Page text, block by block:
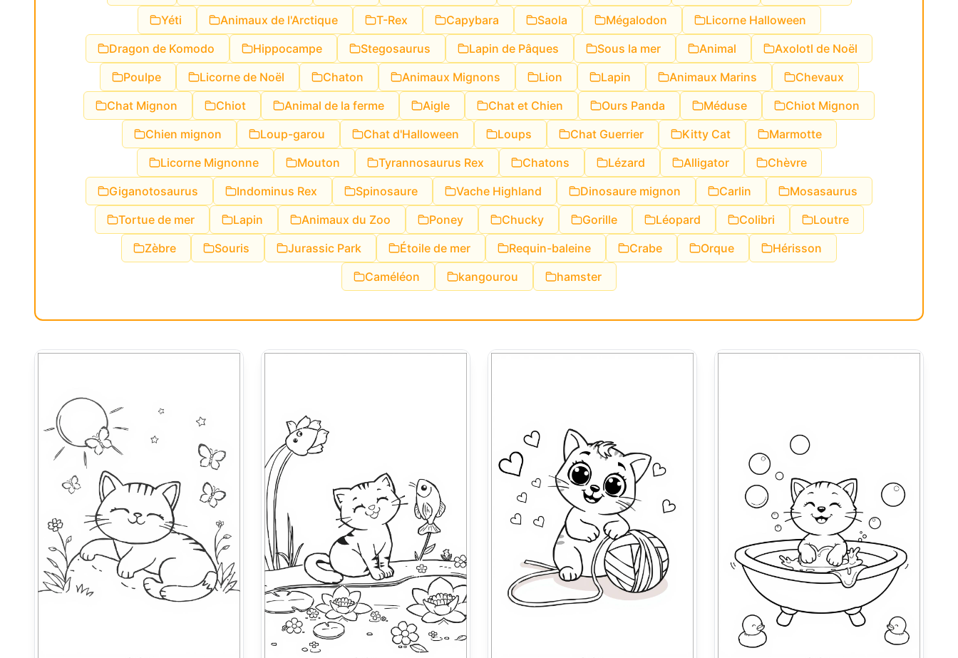
Yéti
Animaux de l'Arctique T-Rex Capybara Saola Mégalodon
Licorne Halloween
Dragon de Komodo
Hippocampe Stegosaurus Lapin de Pâques Sous la mer Animal
Axolotl de Noël
Poulpe
Licorne de Noël Chaton Animaux Mignons Lion Lapin Animaux Marins
Chevaux
Chat Mignon
Chiot Animal de la ferme Aigle Chat et Chien Ours Panda Méduse
Chiot Mignon
Chien mignon
Loup-garou Chat d'Halloween Loups Chat Guerrier Kitty Cat
Marmotte
Licorne Mignonne
Mouton Tyrannosaurus Rex Chatons Lézard Alligator
Chèvre
Giganotosaurus
Indominus Rex Spinosaure Vache Highland Dinosaure mignon Carlin
Mosasaurus
Tortue de mer
Lapin Animaux du Zoo Poney Chucky Gorille Léopard Colibri
Loutre
Zèbre
Souris Jurassic Park Étoile de mer Requin-baleine Crabe Orque
Hérisson
Caméléon
kangourou hamster